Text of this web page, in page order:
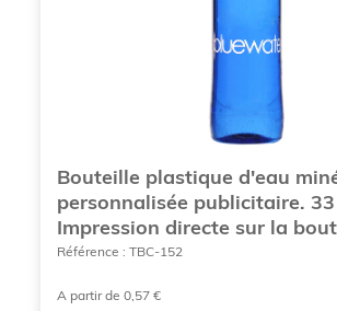
CONFIGUREZ VOTRE
PERSONNALISABLE
Pourquoi choisir les
Bouteille plastique d'eau
personnalisée publicitaire.
Impression directe sur la
Référence : TBC-152
A partir de 0,57 €